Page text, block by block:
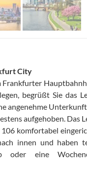
City
begrüßt Sie das
angenehme
aufgehoben. Das
komfortabel
innen und haben
eine